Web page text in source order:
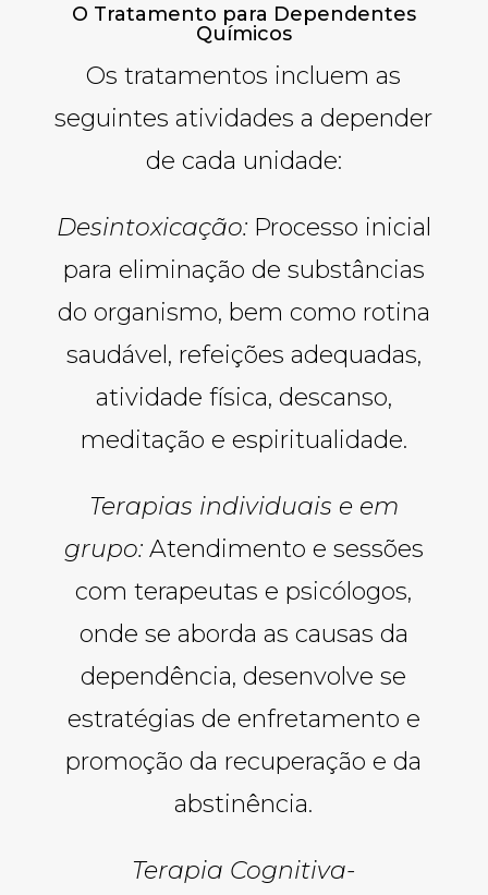
O Tratamento para Dependentes
Químicos
Os tratamentos incluem as
seguintes atividades a depender
de cada unidade:
Desintoxicação:Processo inicial
para eliminação de substâncias
do organismo, bem como rotina
saudável, refeições adequadas,
atividade física, descanso,
meditação e espiritualidade.
Terapias individuais e em
grupo:Atendimento e sessões
com terapeutas e psicólogos,
onde se aborda as causas da
dependência, desenvolve se
estratégias de enfretamento e
promoção da recuperação e da
abstinência.
Terapia Cognitiva-